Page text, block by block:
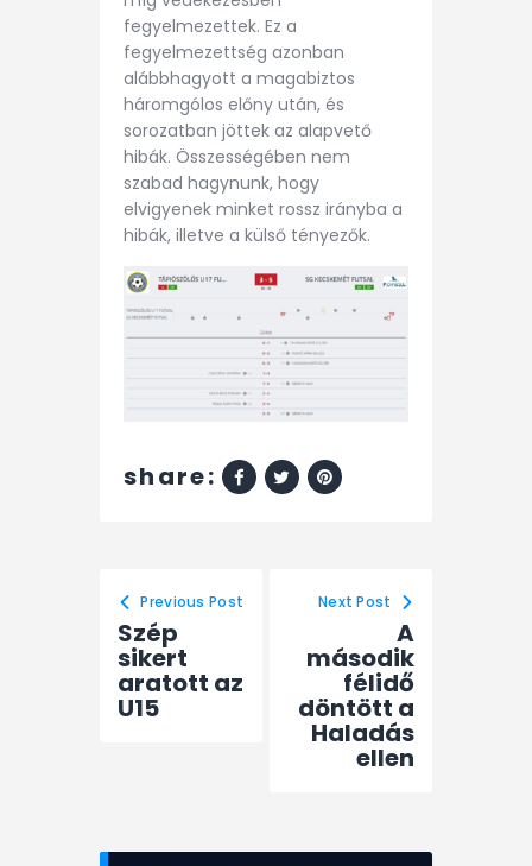
fegyelmezettek. Ez a
fegyelmezettség azonban
alábbhagyott a magabiztos
háromgólos előny után, és
sorozatban jöttek az alapvető
hibák. Összességében nem
szabad hagynunk, hogy
elvigyenek minket rossz irányba a
hibák, illetve a külső tényezők.
share:
Previous Post
Szép
sikert
aratott az
U15
Next Post
A
második
félidő
döntött a
Haladás
ellen